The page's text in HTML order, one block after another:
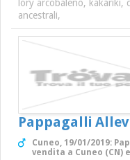
lory arcobaleno, kakariki,
ancestrali,
Pappagalli
Cuneo, 19/01/2019:
vendita a Cuneo